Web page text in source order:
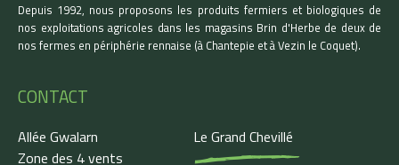
Depuis 1992, nous proposons les produits fermiers et biologiques de
nos exploitations agricoles dans les magasins Brin d'Herbe de deux de
nos fermes en périphérie rennaise (à Chantepie et à Vezin le Coquet).
CONTACT
Allée Gwalarn
Zone des 4 vents
Le Grand Chevillé